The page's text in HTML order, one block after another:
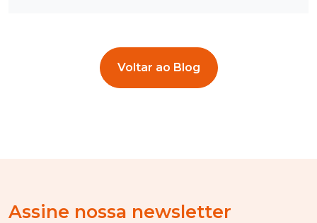
Voltar ao Blog
Assine nossa newsletter